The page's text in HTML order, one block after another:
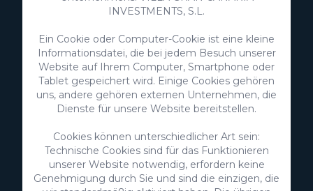
Ich bin damit einverstanden, dass meine
personenbezogenen Daten zum Erhalt von Werbung
von Ihrem Unternehmen verwendet werden.
Ich stimme der Nutzung meiner Daten für die in der
Datenschutzerklärung genannten Zwecke zu
Weitere Informationen zum Schutz Ihrer
personenbezogenen Daten erhalten Sie unter folgendem
Grundlegende Informationen zum Datenschutz
INVESTMENTS, S.L.
Ein Cookie oder Computer-Cookie ist eine kleine
Informationsdatei, die bei jedem Besuch unserer
Website auf Ihrem Computer, Smartphone oder
Tablet gespeichert wird. Einige Cookies gehören
uns, andere gehören externen Unternehmen, die
Dienste für unsere Website bereitstellen.
Cookies können unterschiedlicher Art sein:
Technische Cookies sind für das Funktionieren
unserer Website notwendig, erfordern keine
Genehmigung durch Sie und sind die einzigen, die